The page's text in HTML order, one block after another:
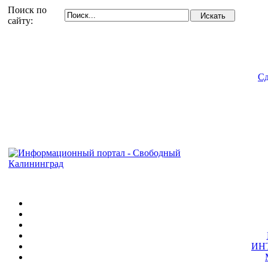
Поиск по
сайту: